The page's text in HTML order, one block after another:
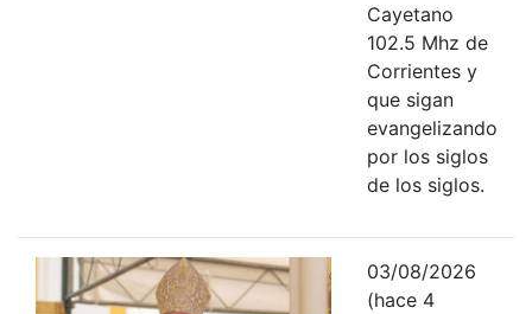
Cayetano
102.5 Mhz de
Corrientes y
que sigan
evangelizando
por los siglos
de los siglos.
03/08/2026
(hace 4